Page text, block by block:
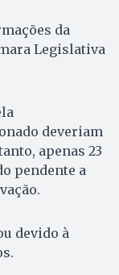
da
Legislativa
deveriam
apenas 23
pendente a
devido à